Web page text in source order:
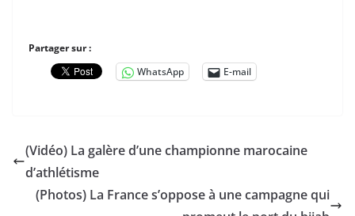
Partager sur :
WhatsApp
E-mail
(Vidéo) La galère d’une championne marocaine
d’athlétisme
(Photos) La France s’oppose à une campagne qui